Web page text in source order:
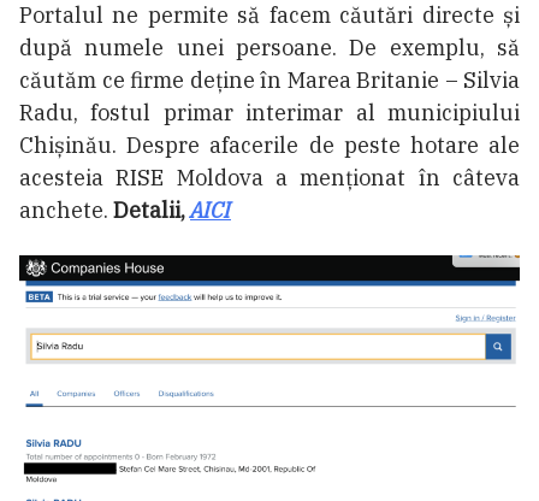
Portalul ne permite să facem căutări directe și
după numele unei persoane. De exemplu, să
căutăm ce firme deține în Marea Britanie – Silvia
Radu, fostul primar interimar al municipiului
Chișinău. Despre afacerile de peste hotare ale
acesteia RISE Moldova a menționat în câteva
anchete. Detalii,AICI